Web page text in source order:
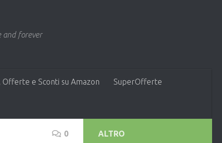
and forever
Offerte e Sconti su Amazon SuperOfferte
0 ALTRO